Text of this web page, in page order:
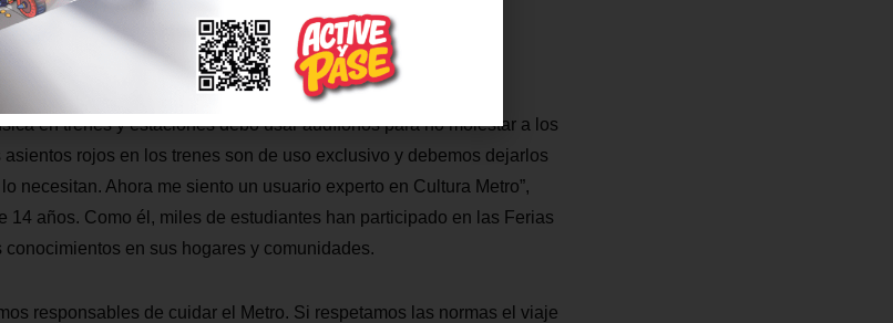
subterráneo
en trenes y estaciones debo usar audífonos para no molestar a los
rojos en los trenes son de uso exclusivo y debemos dejarlos
necesitan. Ahora me siento un usuario experto en Cultura Metro”,
14 años. Como él, miles de estudiantes han participado en las Ferias
en sus hogares y comunidades.
responsables de cuidar el Metro. Si respetamos las normas el viaje